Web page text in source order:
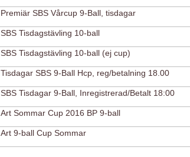
Premiär SBS Vårcup 9-Ball, tisdagar
SBS Tisdagstävling 10-ball
SBS Tisdagstävling 10-ball (ej cup)
Tisdagar SBS 9-Ball Hcp, reg/betalning 18.00
SBS Tisdagar 9-Ball, Inregistrerad/Betalt 18:00
Art Sommar Cup 2016 BP 9-ball
Art 9-ball Cup Sommar